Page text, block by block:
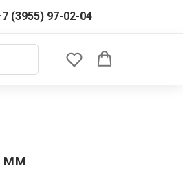
(3955) 97-02-04
мм